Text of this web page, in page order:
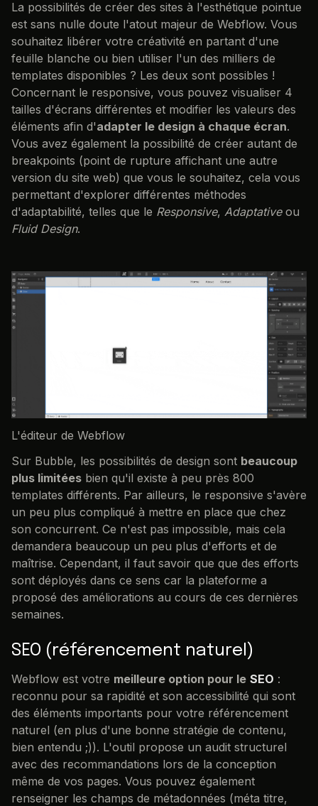
La possibilités de créer des sites à l'esthétique pointue
est sans nulle doute l'atout majeur de Webflow. Vous
souhaitez libérer votre créativité en partant d'une
feuille blanche ou bien utiliser l'un des milliers de
templates disponibles ? Les deux sont possibles !
Concernant le responsive, vous pouvez visualiser 4
tailles d'écrans différentes et modifier les valeurs des
éléments afin d'adapter le design à chaque écran.
Vous avez également la possibilité de créer autant de
breakpoints (point de rupture affichant une autre
version du site web) que vous le souhaitez, cela vous
permettant d'explorer différentes méthodes
d'adaptabilité, telles que le Responsive, Adaptativeou
Fluid Design.
L'éditeur de Webflow
Sur Bubble, les possibilités de design sont beaucoup
plus limitées bien qu'il existe à peu près 800
templates différents. Par ailleurs, le responsive s'avère
un peu plus compliqué à mettre en place que chez
son concurrent. Ce n'est pas impossible, mais cela
demandera beaucoup un peu plus d'efforts et de
maîtrise. Cependant, il faut savoir que que des efforts
sont déployés dans ce sens car la plateforme a
proposé des améliorations au cours de ces dernières
semaines.
SEO (référencement naturel)
Webflow est votre meilleure option pour le SEO :
reconnu pour sa rapidité et son accessibilité qui sont
des éléments importants pour votre référencement
naturel (en plus d'une bonne stratégie de contenu,
bien entendu ;)). L'outil propose un audit structurel
avec des recommandations lors de la conception
même de vos pages. Vous pouvez également
renseigner les champs de métadonnées (méta titre,